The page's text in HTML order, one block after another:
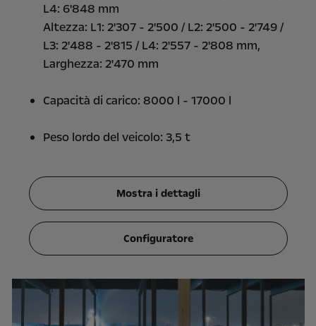
L4: 6'848 mm
Altezza: L1: 2'307 - 2'500 / L2: 2'500 - 2'749 /
L3: 2'488 - 2'815 / L4: 2'557 - 2'808 mm,
Larghezza: 2'470 mm
Capacità di carico: 8000 l - 17000 l
Peso lordo del veicolo: 3,5 t
Mostra i dettagli
Configuratore